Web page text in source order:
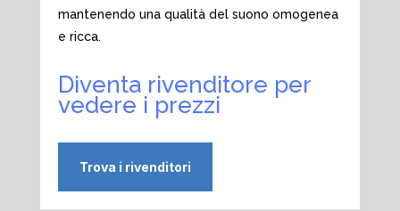
mantenendo una qualità del suono omogenea
e ricca.
Diventa rivenditore per
vedere i prezzi
Trova i rivenditori